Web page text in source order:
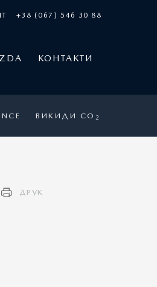
+38 (067) 546 30 88
КОНТАКТИ
ВИКИДИ CO 2
ДРУК